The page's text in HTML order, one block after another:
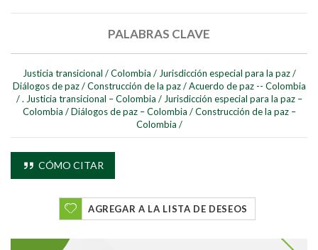
Buscar
PALABRAS CLAVE
Justicia transicional / Colombia / Jurisdicción especial para la paz /
Diálogos de paz / Construcción de la paz / Acuerdo de paz -- Colombia
/ . Justicia transicional – Colombia / Jurisdicción especial para la paz –
Colombia / Diálogos de paz – Colombia / Construcción de la paz –
Colombia /
CÓMO CITAR
AGREGAR A LA LISTA DE DESEOS